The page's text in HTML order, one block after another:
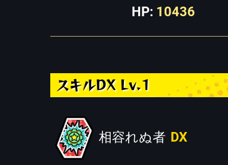
HP: 10436
スキルDX Lv.1
相容れぬ者 DX